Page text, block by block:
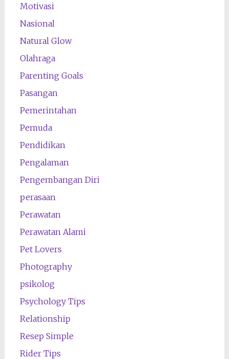
Motivasi
Nasional
Natural Glow
Olahraga
Parenting Goals
Pasangan
Pemerintahan
Pemuda
Pendidikan
Pengalaman
Pengembangan Diri
perasaan
Perawatan
Perawatan Alami
Pet Lovers
Photography
psikolog
Psychology Tips
Relationship
Resep Simple
Rider Tips